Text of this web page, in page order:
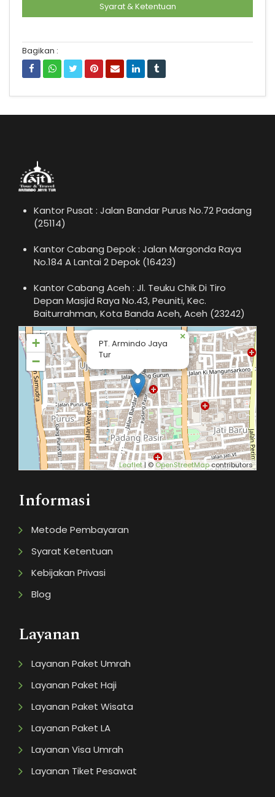
Syarat & Ketentuan
Bagikan :
Kantor Pusat : Jalan Bandar Purus No.72 Padang
(25114)
Kantor Cabang Depok : Jalan Margonda Raya
No.184 A Lantai 2 Depok (16423)
Kantor Cabang Aceh : Jl. Teuku Chik Di Tiro
Depan Masjid Raya No.43, Peuniti, Kec.
Baiturrahman, Kota Banda Aceh, Aceh (23242)
PT. Armindo Jaya
Tur
×
+
−
Leaflet| © OpenStreetMapcontributors
Informasi
Metode Pembayaran
Syarat Ketentuan
Kebijakan Privasi
Blog
Layanan
Layanan Paket Umrah
Layanan Paket Haji
Layanan Paket Wisata
Layanan Paket LA
Layanan Visa Umrah
Layanan Tiket Pesawat